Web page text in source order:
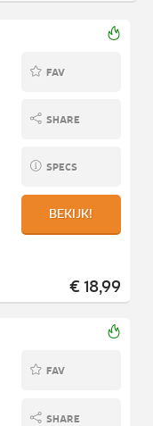
FAV
SHARE
SPECS
BEKIJK!
€ 18,99
FAV
SHARE